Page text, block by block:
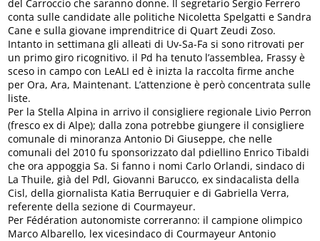
del Carroccio che saranno donne. Il segretario Sergio Ferrero
conta sulle candidate alle politiche Nicoletta Spelgatti e Sandra
Cane e sulla giovane imprenditrice di Quart Zeudi Zoso.
Intanto in settimana gli alleati di Uv-Sa-Fa si sono ritrovati per
un primo giro ricognitivo. il Pd ha tenuto l’assemblea, Frassy è
sceso in campo con LeALI ed è inizta la raccolta firme anche
per Ora, Ara, Maintenant. L’attenzione è però concentrata sulle
liste.
Per la Stella Alpina in arrivo il consigliere regionale Livio Perron
(fresco ex di Alpe); dalla zona potrebbe giungere il consigliere
comunale di minoranza Antonio Di Giuseppe, che nelle
comunali del 2010 fu sponsorizzato dal pdiellino Enrico Tibaldi
che ora appoggia Sa. Si fanno i nomi Carlo Orlandi, sindaco di
La Thuile, già del Pdl, Giovanni Barucco, ex sindacalista della
Cisl, della giornalista Katia Berruquier e di Gabriella Verra,
referente della sezione di Courmayeur.
Per Fédération autonomiste correranno: il campione olimpico
Marco Albarello, lex vicesindaco di Courmayeur Antonio